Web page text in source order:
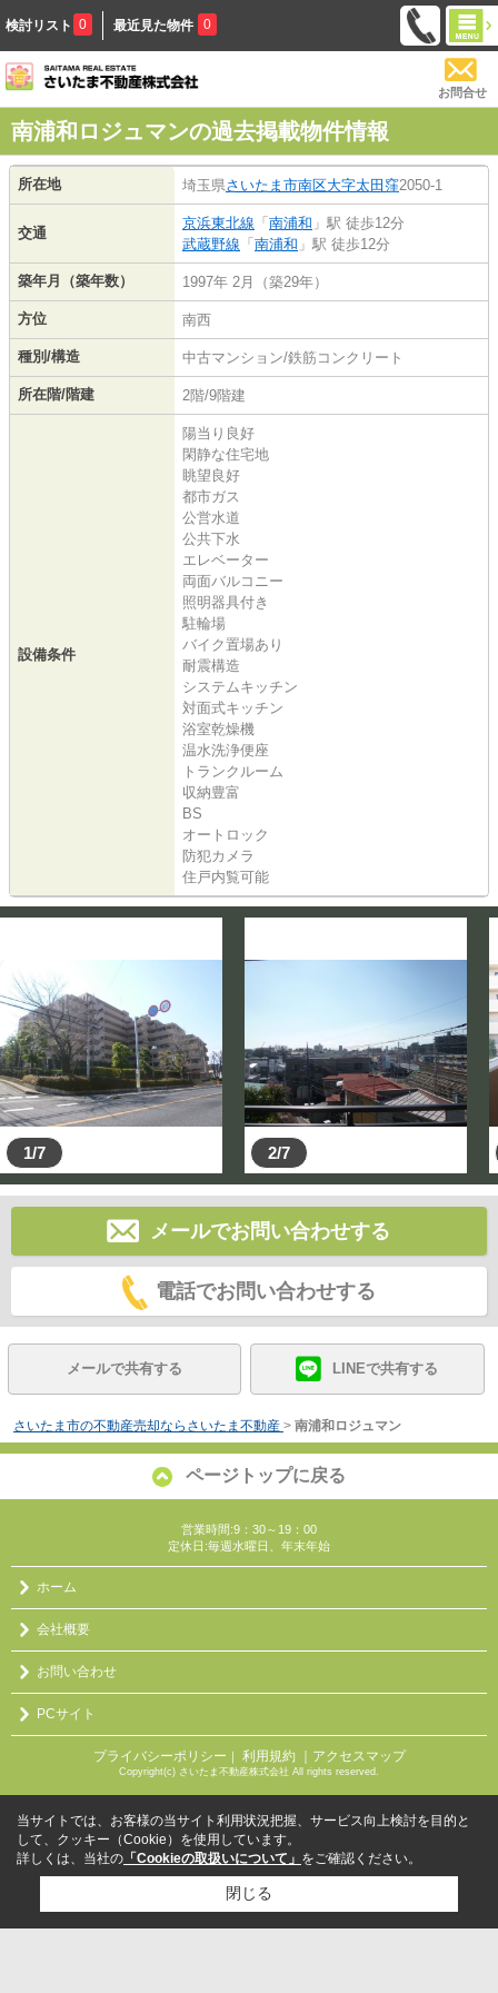
検討リスト 0 最近見た物件 0
お問合せ
南浦和ロジュマンの過去掲載物件情報
所在地 埼玉県さいたま市南区大字太田窪2050-1
交通
京浜東北線 「 南浦和 」駅 徒歩12分
武蔵野線 「 南浦和 」駅 徒歩12分
築年月（築年数） 1997年 2月（築29年）
方位 南西
種別/構造 中古マンション/鉄筋コンクリート
所在階/階建 2階/9階建
設備条件
陽当り良好
閑静な住宅地
眺望良好
都市ガス
公営水道
公共下水
エレベーター
両面バルコニー
照明器具付き
駐輪場
バイク置場あり
耐震構造
システムキッチン
対面式キッチン
浴室乾燥機
温水洗浄便座
トランクルーム
収納豊富
BS
オートロック
防犯カメラ
住戸内覧可能
1/7 2/7
メールでお問い合わせする
電話でお問い合わせする
メールで共有する LINEで共有する
さいたま市の不動産売却ならさいたま不動産 > 南浦和ロジュマン
ページトップに戻る
営業時間:9：30～19：00
定休日:毎週水曜日、年末年始
ホーム
会社概要
お問い合わせ
PCサイト
プライバシーポリシー ｜ 利用規約 ｜アクセスマップ
Copyright(c) さいたま不動産株式会社 All rights reserved.
当サイトでは、お客様の当サイト利用状況把握、サービス向上検討を目的と
して、クッキー（Cookie）を使用しています。
詳しくは、当社の 「Cookieの取扱いについて」 をご確認ください。
閉じる